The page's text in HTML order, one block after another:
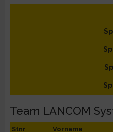
Team LANCOM
Stnr Vorname